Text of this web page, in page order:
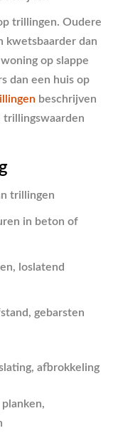
trillingen. Oudere
kwetsbaarder dan
op slappe
dan een huis op
beschrijven
trillingswaarden
trillingen
in beton of
loslatend
gebarsten
afbrokkeling